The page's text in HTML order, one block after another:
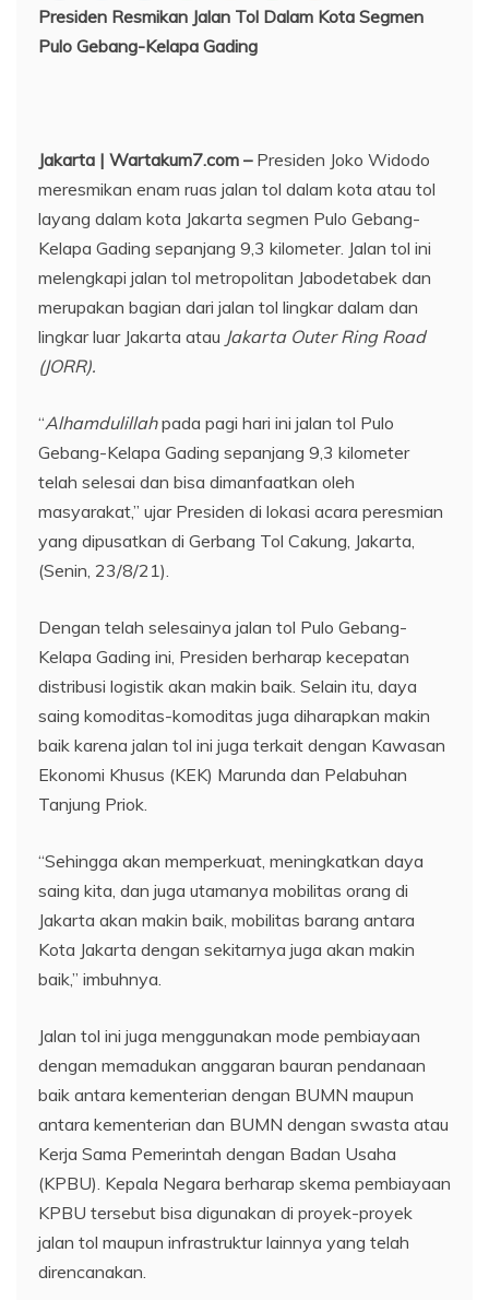
Presiden Resmikan Jalan Tol Dalam Kota Segmen
Pulo Gebang-Kelapa Gading
Jakarta | Wartakum7.com –Presiden Joko Widodo
meresmikan enam ruas jalan tol dalam kota atau tol
layang dalam kota Jakarta segmen Pulo Gebang-
Kelapa Gading sepanjang 9,3 kilometer. Jalan tol ini
melengkapi jalan tol metropolitan Jabodetabek dan
merupakan bagian dari jalan tol lingkar dalam dan
lingkar luar Jakarta atau Jakarta Outer Ring Road
(JORR).
“Alhamdulillahpada pagi hari ini jalan tol Pulo
Gebang-Kelapa Gading sepanjang 9,3 kilometer
telah selesai dan bisa dimanfaatkan oleh
masyarakat,” ujar Presiden di lokasi acara peresmian
yang dipusatkan di Gerbang Tol Cakung, Jakarta,
(Senin, 23/8/21).
Dengan telah selesainya jalan tol Pulo Gebang-
Kelapa Gading ini, Presiden berharap kecepatan
distribusi logistik akan makin baik. Selain itu, daya
saing komoditas-komoditas juga diharapkan makin
baik karena jalan tol ini juga terkait dengan Kawasan
Ekonomi Khusus (KEK) Marunda dan Pelabuhan
Tanjung Priok.
“Sehingga akan memperkuat, meningkatkan daya
saing kita, dan juga utamanya mobilitas orang di
Jakarta akan makin baik, mobilitas barang antara
Kota Jakarta dengan sekitarnya juga akan makin
baik,” imbuhnya.
Jalan tol ini juga menggunakan mode pembiayaan
dengan memadukan anggaran bauran pendanaan
baik antara kementerian dengan BUMN maupun
antara kementerian dan BUMN dengan swasta atau
Kerja Sama Pemerintah dengan Badan Usaha
(KPBU). Kepala Negara berharap skema pembiayaan
KPBU tersebut bisa digunakan di proyek-proyek
jalan tol maupun infrastruktur lainnya yang telah
direncanakan.